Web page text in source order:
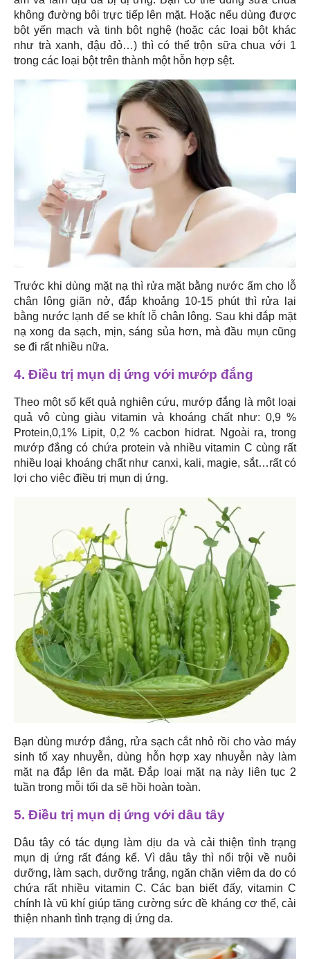
không đường bôi trực tiếp lên mặt. Hoặc nếu dùng được
bột yến mạch và tinh bột nghệ (hoặc các loại bột khác
như trà xanh, đậu đỏ…) thì có thể trộn sữa chua với 1
trong các loại bột trên thành một hỗn hợp sệt.
Trước khi dùng mặt nạ thì rửa mặt bằng nước ấm cho lỗ
chân lông giãn nở, đắp khoảng 10-15 phút thì rửa lại
bằng nước lạnh để se khít lỗ chân lông. Sau khi đắp mặt
nạ xong da sạch, mịn, sáng sủa hơn, mà đầu mụn cũng
se đi rất nhiều nữa.
4. Điều trị mụn dị ứng với mướp đắng
Theo một số kết quả nghiên cứu, mướp đắng là một loại
quả vô cùng giàu vitamin và khoáng chất như: 0,9 %
Protein,0,1% Lipit, 0,2 % cacbon hidrat. Ngoài ra, trong
mướp đắng có chứa protein và nhiều vitamin C cùng rất
nhiều loại khoáng chất như canxi, kali, magie, sắt…rất có
lợi cho việc điều trị mụn dị ứng.
Bạn dùng mướp đắng, rửa sạch cắt nhỏ rồi cho vào máy
sinh tố xay nhuyễn, dùng hỗn hợp xay nhuyễn này làm
mặt nạ đắp lên da mặt. Đắp loại mặt nạ này liên tục 2
tuần trong mỗi tối da sẽ hồi hoàn toàn.
5. Điều trị mụn dị ứng với dâu tây
Dâu tây có tác dụng làm dịu da và cải thiện tình trạng
mụn dị ứng rất đáng kể. Vì dâu tây thì nổi trội về nuôi
dưỡng, làm sạch, dưỡng trắng, ngăn chặn viêm da do có
chứa rất nhiều vitamin C. Các bạn biết đấy, vitamin C
chính là vũ khí giúp tăng cường sức đề kháng cơ thể, cải
thiện nhanh tình trạng dị ứng da.